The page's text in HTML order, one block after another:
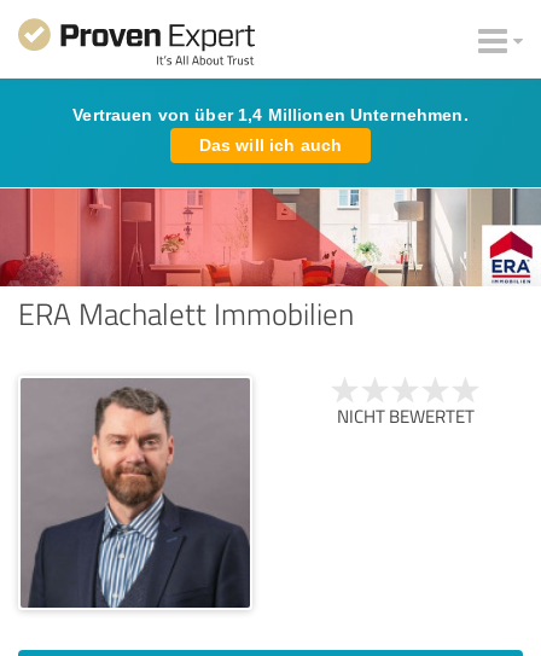
Vertrauen von über 1,4 Millionen Unternehmen.
Das will ich auch
ERA Machalett Immobilien
NICHT BEWERTET